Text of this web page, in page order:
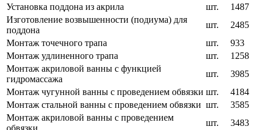
Установка поддона из акрила
шт.
1487
Изготовление возвышенности (подиума) для
поддона
шт.
2485
Монтаж точечного трапа
шт.
933
Монтаж удлиненного трапа
шт.
1258
Монтаж акриловой ванны с функцией
гидромассажа
шт.
3985
Монтаж чугунной ванны с проведением обвязки шт.
4184
Монтаж стальной ванны с проведением обвязки шт.
3585
Монтаж акриловой ванны с проведением
шт.
3483